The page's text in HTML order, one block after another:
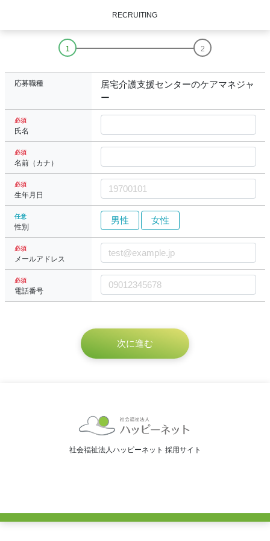
RECRUITING
応募職種
居宅介護支援センターのケアマネジャ
ー
必須
氏名
必須
名前（カナ）
必須
生年月日
任意
性別
男性 女性
必須
メールアドレス
必須
電話番号
社会福祉法人ハッピーネット 採用サイト